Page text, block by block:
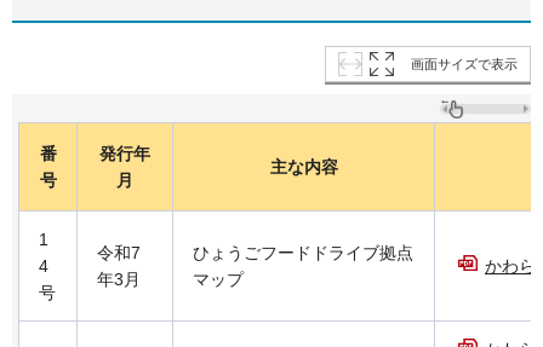
画面サイズで表示
番
号
発行年
月
主な内容
1
4
号
令和7
年3月
ひょうごフードドライブ拠点
マップ
かわら